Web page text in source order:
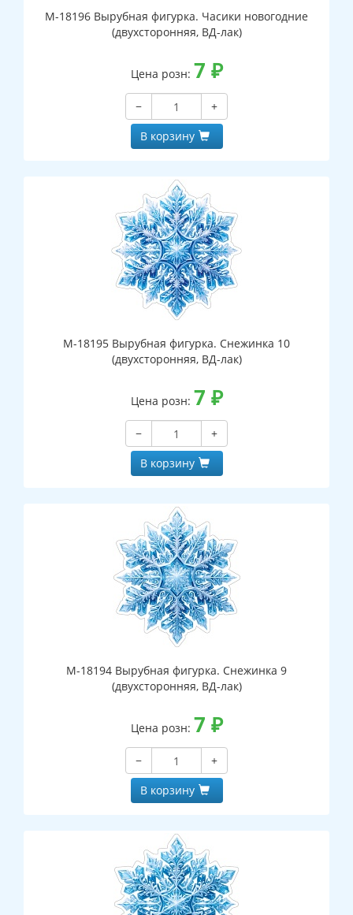
М-18196 Вырубная фигурка. Часики новогодние
(двухсторонняя, ВД-лак)
Цена розн: 7 ₽
−
+
В корзину
М-18195 Вырубная фигурка. Снежинка 10
(двухсторонняя, ВД-лак)
Цена розн: 7 ₽
−
+
В корзину
М-18194 Вырубная фигурка. Снежинка 9
(двухсторонняя, ВД-лак)
Цена розн: 7 ₽
−
+
В корзину